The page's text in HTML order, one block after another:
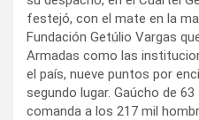
festejó, con el mate en la
Fundación Getúlio Vargas
Armadas como las
el país, nueve puntos por
segundo lugar. Gaúcho de
comanda a los 217 mil